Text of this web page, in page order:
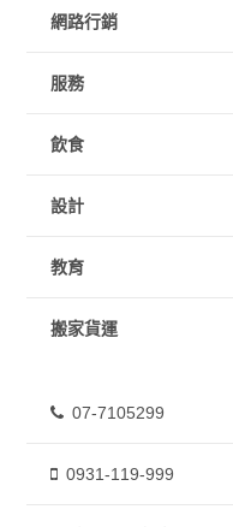
網路行銷
服務
飲食
設計
教育
搬家貨運
07-7105299
0931-119-999